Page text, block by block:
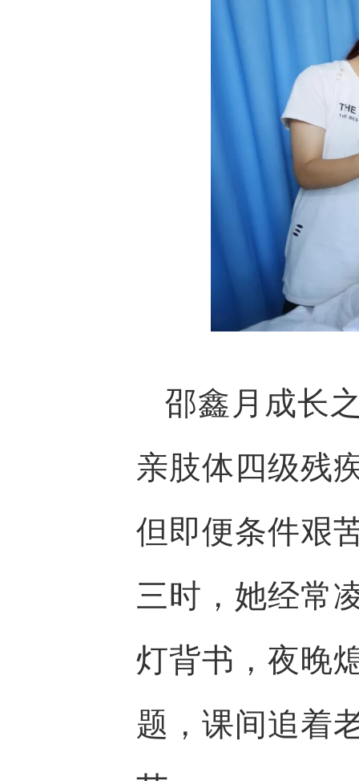
邵鑫月成长
亲肢体四级残
但即便条件艰
三时，她经常
灯背书，夜晚
题，课间追着